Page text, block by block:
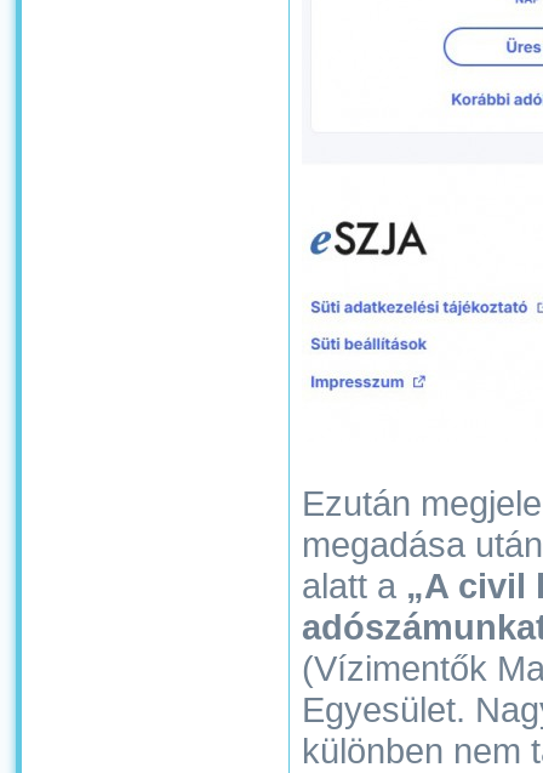
Ezután
megadása
alatt a „A civil
(Vízimentők
Egyesület.
különben nem